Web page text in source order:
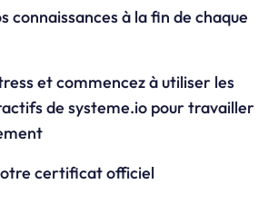
connaissances à la fin de chaque
et commencez à utiliser les
desysteme.io pour travailler
certificat officiel